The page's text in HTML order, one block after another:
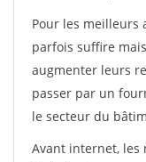
Pour les meilleurs
parfois suffire
augmenter leurs
passer par un
le secteur du
Avant internet, les